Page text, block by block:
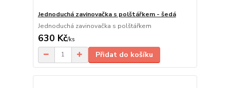
Jednoduchá zavinovačka s polštářkem - šedá
Jednoduchá zavinovačka s polštářkem
630 Kč/ks
Přidat do košíku